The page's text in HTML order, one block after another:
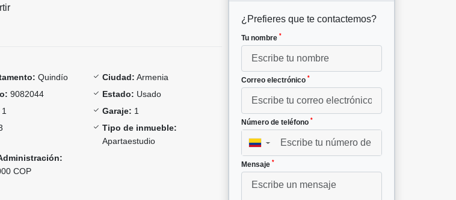
Quindío Ciudad: Armenia
9082044 Estado: Usado
1 Garaje: 1
Tipo de inmueble:
Apartaestudio
COP
¿Prefieres que te contactemos?
Tu nombre *
Correo electrónico *
Número de teléfono *
▼
Mensaje *